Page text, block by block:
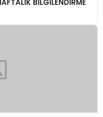
BİLGİLENDİRME